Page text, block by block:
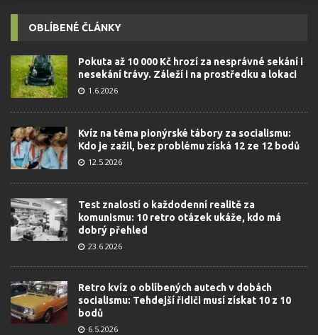
OBLÍBENÉ ČLÁNKY
Pokuta až 10 000 Kč hrozí za nesprávné sekání i
nesekání trávy. Záleží i na prostředku a lokaci
1.6.2026
Kvíz na téma pionýrské tábory za socialismu:
Kdo je zažil, bez problému získá 12 ze 12 bodů
12.5.2026
Test znalostí o každodenní realitě za
komunismu: 10 retro otázek ukáže, kdo má
dobrý přehled
23.6.2026
Retro kvíz o oblíbených autech v dobách
socialismu: Tehdejší řidiči musí získat 10 z 10
bodů
6.5.2026